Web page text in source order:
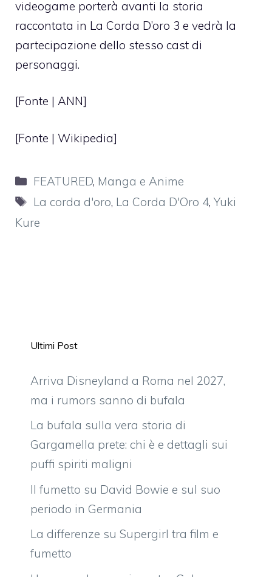
videogame porterà avanti la storia
raccontata in La Corda D’oro 3 e vedrà la
partecipazione dello stesso cast di
personaggi.
[Fonte | ANN]
[Fonte | Wikipedia]
Categorie
FEATURED, Manga e Anime
Tag
La corda d'oro, La Corda D'Oro 4,Yuki
Kure
Ultimi Post
Arriva Disneyland a Roma nel 2027,
ma i rumors sanno di bufala
La bufala sulla vera storia di
Gargamella prete: chi è e dettagli sui
puffi spiriti maligni
Il fumetto su David Bowie e sul suo
periodo in Germania
La differenze su Supergirl tra film e
fumetto